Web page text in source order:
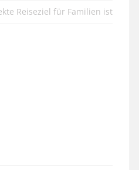
Reiseziel für Familien ist